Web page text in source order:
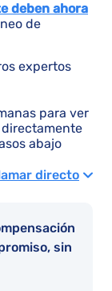
deben ahora
de
expertos
para ver
abajo
directo
sin